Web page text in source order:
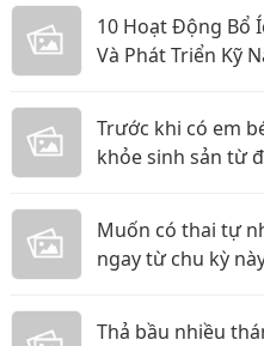
10 Hoạt Động Bổ
Và Phát Triển Kỹ
Trước khi có em
khỏe sinh sản từ
Muốn có thai tự
ngay từ chu kỳ
Thả bầu nhiều